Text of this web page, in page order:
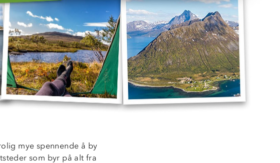
mye spennende å by
som byr på alt fra